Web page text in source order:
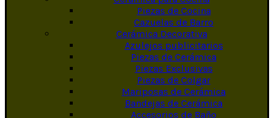
Piezas de Cocina
Cazuelas de Barro
Cerámica Decorativa
Azulejos publicitarios
Piezas de Cerámica
Piezas Exclusivas
Piezas de Colgar
Mariposas de Cerámica
Bandejas de Cerámica
Accesorios de Baño